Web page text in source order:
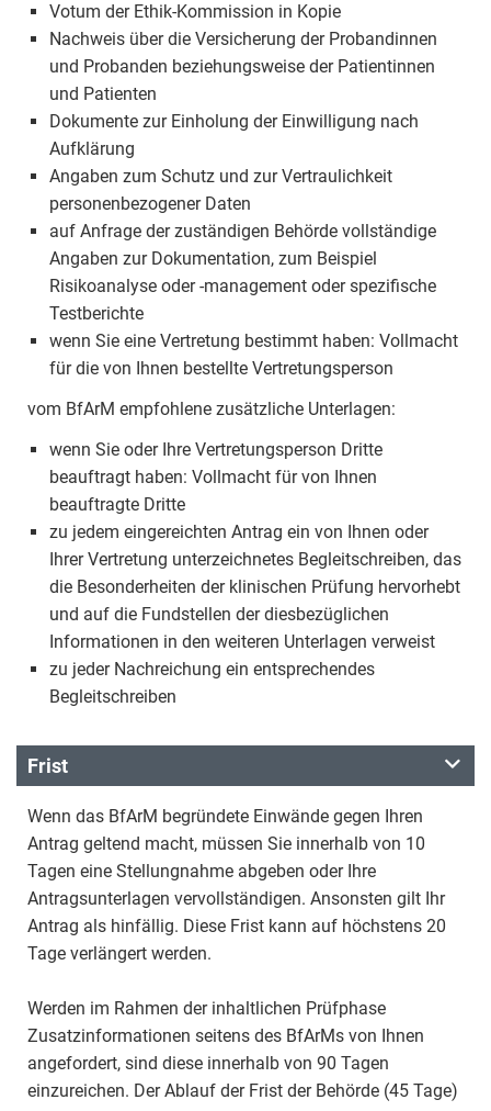
Votum der Ethik-Kommission in Kopie
Nachweis über die Versicherung der Probandinnen
und Probanden beziehungsweise der Patientinnen
und Patienten
Dokumente zur Einholung der Einwilligung nach
Aufklärung
Angaben zum Schutz und zur Vertraulichkeit
personenbezogener Daten
auf Anfrage der zuständigen Behörde vollständige
Angaben zur Dokumentation, zum Beispiel
Risikoanalyse oder -management oder spezifische
Testberichte
wenn Sie eine Vertretung bestimmt haben: Vollmacht
für die von Ihnen bestellte Vertretungsperson
vom BfArM empfohlene zusätzliche Unterlagen:
wenn Sie oder Ihre Vertretungsperson Dritte
beauftragt haben: Vollmacht für von Ihnen
beauftragte Dritte
zu jedem eingereichten Antrag ein von Ihnen oder
Ihrer Vertretung unterzeichnetes Begleitschreiben, das
die Besonderheiten der klinischen Prüfung hervorhebt
und auf die Fundstellen der diesbezüglichen
Informationen in den weiteren Unterlagen verweist
zu jeder Nachreichung ein entsprechendes
Begleitschreiben
Frist
Wenn das BfArM begründete Einwände gegen Ihren
Antrag geltend macht, müssen Sie innerhalb von 10
Tagen eine Stellungnahme abgeben oder Ihre
Antragsunterlagen vervollständigen. Ansonsten gilt Ihr
Antrag als hinfällig. Diese Frist kann auf höchstens 20
Tage verlängert werden.
Werden im Rahmen der inhaltlichen Prüfphase
Zusatzinformationen seitens des BfArMs von Ihnen
angefordert, sind diese innerhalb von 90 Tagen
einzureichen. Der Ablauf der Frist der Behörde (45 Tage)